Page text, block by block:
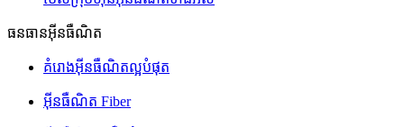
ធនធានអ៊ីនធឺណិត
គំរោងអ៊ីនធឺណិតល្អបំផុត
អ៊ីនធឺណិត Fiber